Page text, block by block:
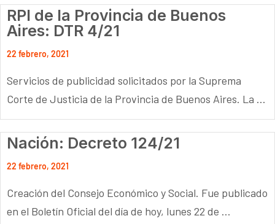
RPI de la Provincia de Buenos
Aires: DTR 4/21
22 febrero, 2021
Servicios de publicidad solicitados por la Suprema
Corte de Justicia de la Provincia de Buenos Aires. La ...
Nación: Decreto 124/21
22 febrero, 2021
Creación del Consejo Económico y Social. Fue publicado
en el Boletín Oficial del día de hoy, lunes 22 de ...